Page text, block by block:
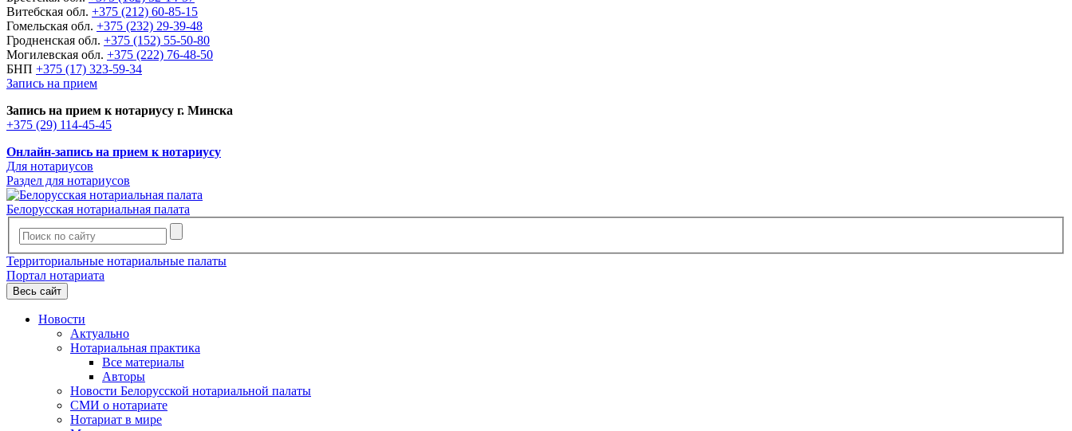
Витебская обл. +375 (212) 60-85-15
Гомельская обл. +375 (232) 29-39-48
Гродненская обл. +375 (152) 55-50-80
Могилевская обл. +375 (222) 76-48-50
БНП +375 (17) 323-59-34
Запись на прием
Запись на прием к нотариусу г. Минска
+375 (29) 114-45-45
Онлайн-запись на прием к нотариусу
Для нотариусов
Раздел для нотариусов
Белорусская нотариальная палата
Территориальные нотариальные палаты
Портал нотариата
Весь сайт
Новости
Актуально
Нотариальная практика
Все материалы
Авторы
Новости Белорусской нотариальной палаты
СМИ о нотариате
Нотариат в мире